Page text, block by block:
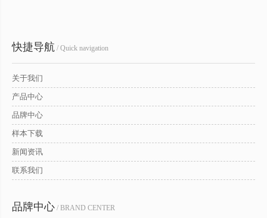
快捷导航 / Quick navigation
关于我们
产品中心
品牌中心
样本下载
新闻资讯
联系我们
品牌中心 / BRAND CENTER